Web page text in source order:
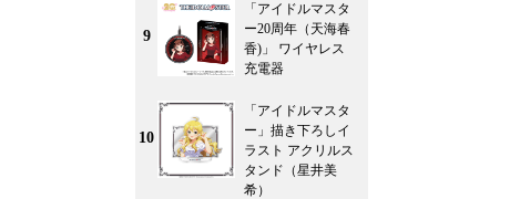
9
「アイドルマスタ
ー20周年（天海春
香)」 ワイヤレス
充電器
10
「アイドルマスタ
ー」描き下ろしイ
ラスト アクリルス
タンド（星井美
希）